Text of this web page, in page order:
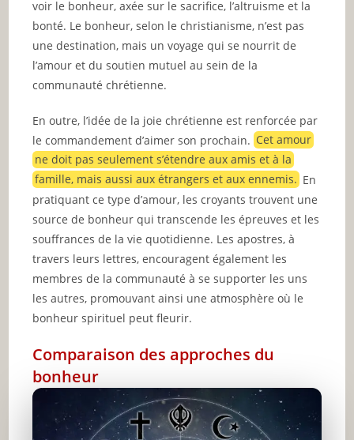
voir le bonheur, axée sur le sacrifice, l’altruisme et la
bonté. Le bonheur, selon le christianisme, n’est pas
une destination, mais un voyage qui se nourrit de
l’amour et du soutien mutuel au sein de la
communauté chrétienne.
En outre, l’idée de la joie chrétienne est renforcée par
le commandement d’aimer son prochain.Cet amour
ne doit pas seulement s’étendre aux amis et à la
famille, mais aussi aux étrangers et aux ennemis. En
pratiquant ce type d’amour, les croyants trouvent une
source de bonheur qui transcende les épreuves et les
souffrances de la vie quotidienne. Les apostres, à
travers leurs lettres, encouragent également les
membres de la communauté à se supporter les uns
les autres, promouvant ainsi une atmosphère où le
bonheur spirituel peut fleurir.
Comparaison des approches du
bonheur